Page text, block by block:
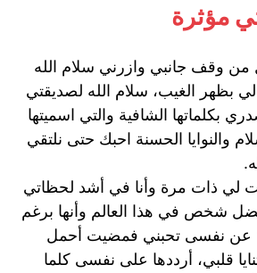
مؤثرة
من وقف جانبي وازرني سلام الله
بظهر الغيب، سلام الله لصديقتي
بكلماتها الشافية والتي اسميتها
والنوايا الحسنة احبك حتى نلتقي
لي ذات مرة وأنا في أشد لحظاتي
شخص في هذا العالم وأنها برغم
عن نفسى تحبني فمضيت أحمل
قلبي، أرددها على نفسى كلما